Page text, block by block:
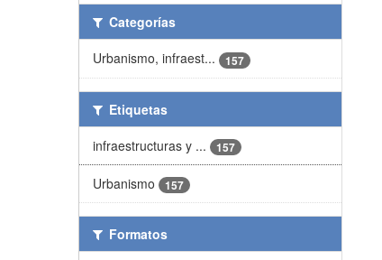
Categorías
Urbanismo, infraest...
157
Etiquetas
infraestructuras y ...
157
Urbanismo 157
Formatos